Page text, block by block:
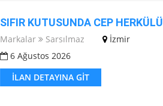
SIFIR KUTUSUNDA CEP HERKÜLÜ
Markalar Sarsılmaz
İzmir
6 Ağustos 2026
İLAN DETAYINA GIT